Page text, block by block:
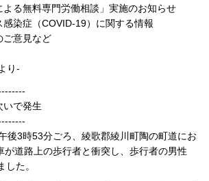
る無料専門労働相談」実施のお知らせ
染症（COVID-19）に関する情報
意見など
り-
いで発生
後3時53分ごろ、綾歌郡綾川町陶の町道にお
が道路上の歩行者と衝突し、歩行者の男性
した。